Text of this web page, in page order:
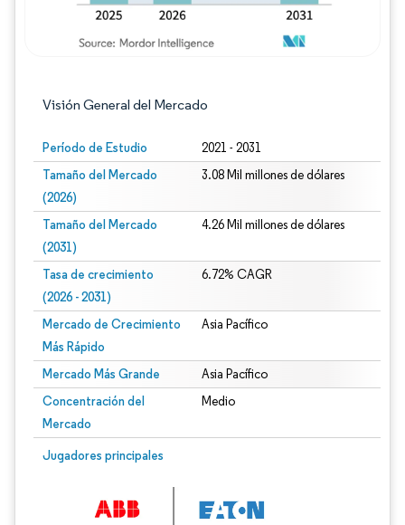
Visión General del Mercado
Período de Estudio 2021 - 2031
Tamaño del Mercado
(2026)
3.08 Mil millones de dólares
Tamaño del Mercado
(2031)
4.26 Mil millones de dólares
Tasa de crecimiento
(2026 - 2031)
6.72% CAGR
Mercado de Crecimiento
Más Rápido
Asia Pacífico
Mercado Más Grande Asia Pacífico
Concentración del
Mercado
Medio
Jugadores principales
Imagen © Mordor Intelligence. El uso requiere atribución según CC BY 4.0.